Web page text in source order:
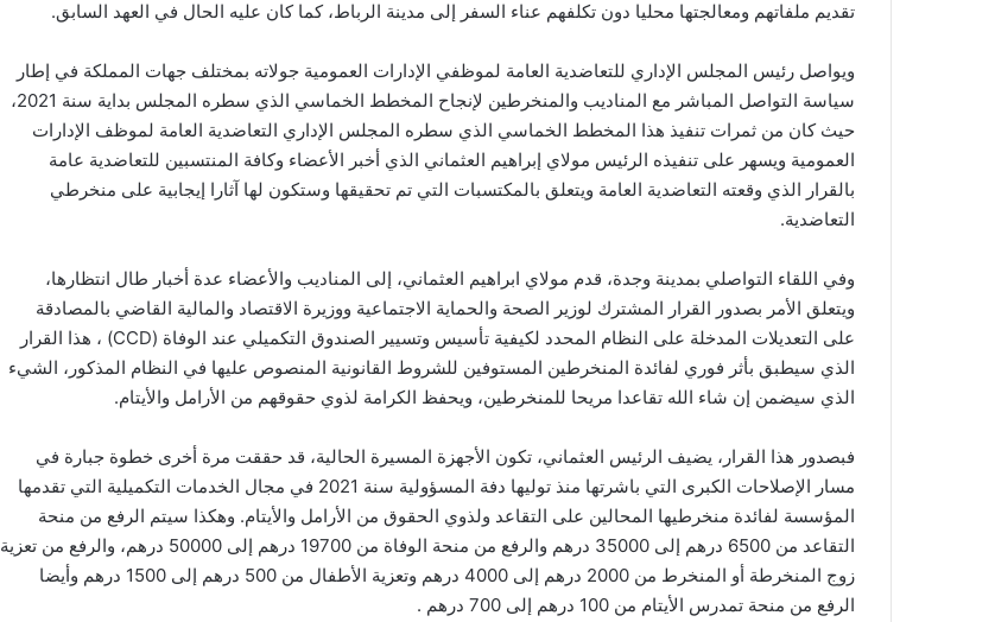
تقديم ملفاتهم ومعالجتها محليا دون تكلفهم عناء السفر إلى مدينة الرباط، كما كان عليه الحال في العهد السابق.
ويواصل رئيس المجلس الإداري للتعاضدية العامة لموظفي الإدارات العمومية جولاته بمختلف جهات المملكة في إطار
سياسة التواصل المباشر مع المناديب والمنخرطين لإنجاح المخطط الخماسي الذي سطره المجلس بداية سنة 2021،
حيث كان من ثمرات تنفيذ هذا المخطط الخماسي الذي سطره المجلس الإداري التعاضدية العامة لموظف الإدارات
العمومية ويسهر على تنفيذه الرئيس مولاي إبراهيم العثماني الذي أخبر الأعضاء وكافة المنتسبين للتعاضدية عامة
بالقرار الذي وقعته التعاضدية العامة ويتعلق بالمكتسبات التي تم تحقيقها وستكون لها آثارا إيجابية على منخرطي
التعاضدية.
وفي اللقاء التواصلي بمدينة وجدة، قدم مولاي ابراهيم العثماني، إلى المناديب والأعضاء عدة أخبار طال انتظارها،
ويتعلق الأمر بصدور القرار المشترك لوزير الصحة والحماية الاجتماعية ووزيرة الاقتصاد والمالية القاضي بالمصادقة
على التعديلات المدخلة على النظام المحدد لكيفية تأسيس وتسيير الصندوق التكميلي عند الوفاة (CCD) ، هذا القرار
الذي سيطبق بأثر فوري لفائدة المنخرطين المستوفين للشروط القانونية المنصوص عليها في النظام المذكور، الشيء
الذي سيضمن إن شاء الله تقاعدا مريحا للمنخرطين، ويحفظ الكرامة لذوي حقوقهم من الأرامل والأيتام.
فبصدور هذا القرار، يضيف الرئيس العثماني، تكون الأجهزة المسيرة الحالية، قد حققت مرة أخرى خطوة جبارة في
مسار الإصلاحات الكبرى التي باشرتها منذ توليها دفة المسؤولية سنة 2021 في مجال الخدمات التكميلية التي تقدمها
المؤسسة لفائدة منخرطيها المحالين على التقاعد ولذوي الحقوق من الأرامل والأيتام. وهكذا سيتم الرفع من منحة
التقاعد من 6500 درهم إلى 35000 درهم والرفع من منحة الوفاة من 19700 درهم إلى 50000 درهم، والرفع من تعزية
زوج المنخرطة أو المنخرط من 2000 درهم إلى 4000 درهم وتعزية الأطفال من 500 درهم إلى 1500 درهم وأيضا
الرفع من منحة تمدرس الأيتام من 100 درهم إلى 700 درهم .